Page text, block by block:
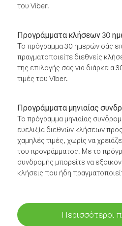
του Viber.
Προγράμματα κλήσεων 30
Το πρόγραμμα 30 ημερών σάς
πραγματοποιείτε διεθνείς
της επιλογής σας για διάρκεια
τιμές του Viber.
Προγράμματα μηνιαίας
Το πρόγραμμα μηνιαίας
ευελιξία διεθνών κλήσεων
χαμηλές τιμές, χωρίς να
του προγράμματος. Με το
συνδρομής μπορείτε να
κλήσεις που ήδη
Περισσότεροι